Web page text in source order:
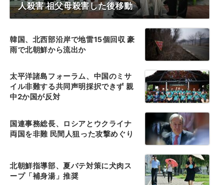
人殺害 祖父母殺害した後移動
韓国、北西部沿岸で地雷15個回収 豪
雨で北朝鮮から流出か
太平洋諸島フォーラム、中国のミサ
イル非難する共同声明採択できず 親
中2か国が反対
国連事務総長、ロシアとウクライナ
両国を非難 民間人狙った攻撃めぐり
北朝鮮指導部、夏バテ対策に犬肉ス
ープ「補身湯」推奨